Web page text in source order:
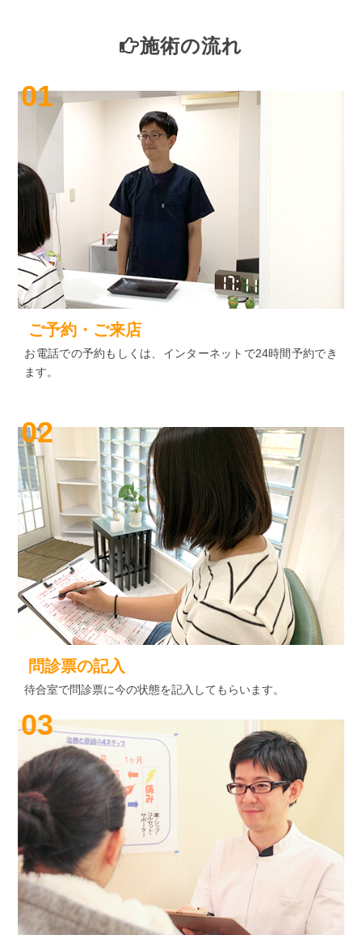
施術の流れ
01
ご予約・ご来店
お電話での予約もしくは、インターネットで24時間予約でき
ます。
02
問診票の記入
待合室で問診票に今の状態を記入してもらいます。
03